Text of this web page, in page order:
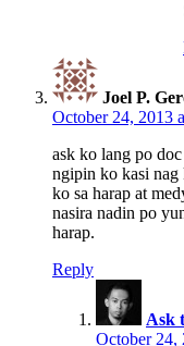
Joel P.
October 24, 2013
ask ko lang po
ngipin ko kasi nag
ko sa harap at
nasira nadin po
harap.
Reply
Ask
October 24,